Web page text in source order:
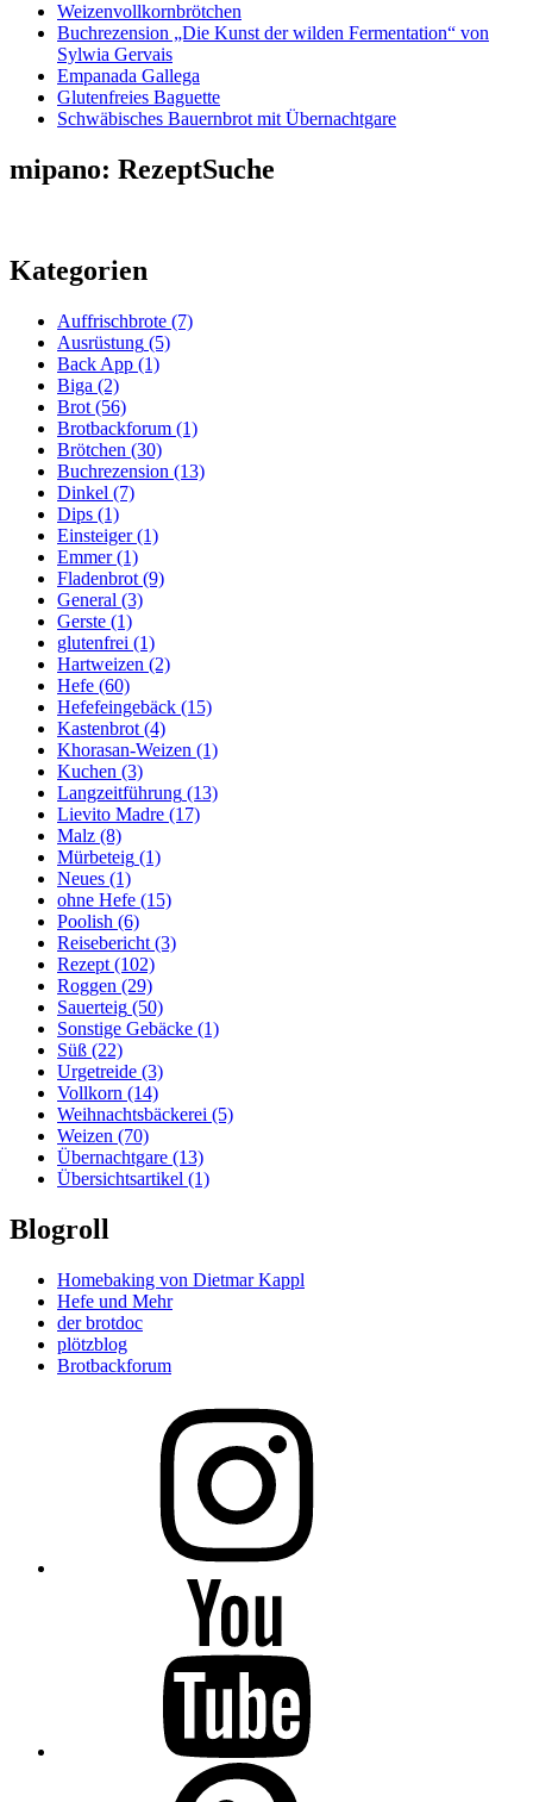
Weizenvollkornbrötchen
Buchrezension „Die Kunst der wilden Fermentation“ von
Sylwia Gervais
Empanada Gallega
Glutenfreies Baguette
Schwäbisches Bauernbrot mit Übernachtgare
mipano: RezeptSuche
Kategorien
Auffrischbrote (7)
Ausrüstung (5)
Back App (1)
Biga (2)
Brot (56)
Brotbackforum (1)
Brötchen (30)
Buchrezension (13)
Dinkel (7)
Dips (1)
Einsteiger(1)
Emmer(1)
Fladenbrot (9)
General (3)
Gerste (1)
glutenfrei (1)
Hartweizen (2)
Hefe (60)
Hefefeingebäck (15)
Kastenbrot (4)
Khorasan-Weizen (1)
Kuchen (3)
Langzeitführung (13)
Lievito Madre (17)
Malz (8)
Mürbeteig (1)
Neues (1)
ohne Hefe (15)
Poolish (6)
Reisebericht (3)
Rezept (102)
Roggen (29)
Sauerteig (50)
Sonstige Gebäcke (1)
Süß (22)
Urgetreide (3)
Vollkorn (14)
Weihnachtsbäckerei (5)
Weizen (70)
Übernachtgare (13)
Übersichtsartikel (1)
Blogroll
Homebaking von Dietmar Kappl
Hefe und Mehr
der brotdoc
plötzblog
Brotbackforum